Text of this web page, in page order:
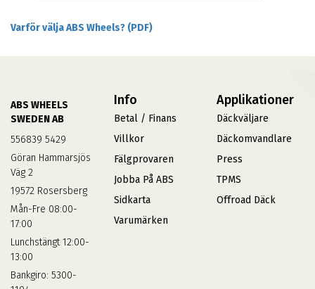
Varför välja ABS Wheels? (PDF)
ABS WHEELS
SWEDEN AB
556839 5429
Göran Hammarsjös
Väg 2
19572 Rosersberg
Mån-Fre 08:00-
17:00
Lunchstängt 12:00-
13:00
Bankgiro: 5300-
Info
Betal / Finans
Villkor
Fälgprovaren
Jobba På ABS
Sidkarta
Varumärken
Applikationer
Däckväljare
Däckomvandlare
Press
TPMS
Offroad Däck